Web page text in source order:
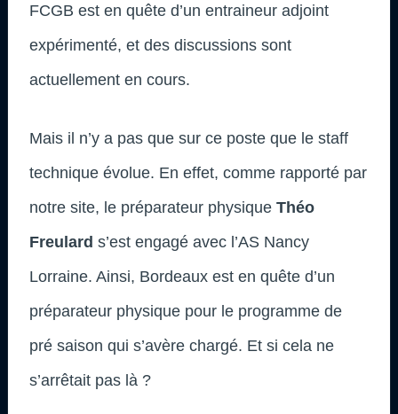
FCGB est en quête d’un entraineur adjoint
expérimenté, et des discussions sont
actuellement en cours.
Mais il n’y a pas que sur ce poste que le staff
technique évolue. En effet, comme rapporté par
notre site, le préparateur physique Théo
Freulard s’est engagé avec l’AS Nancy
Lorraine. Ainsi, Bordeaux est en quête d’un
préparateur physique pour le programme de
pré saison qui s’avère chargé. Et si cela ne
s’arrêtait pas là ?